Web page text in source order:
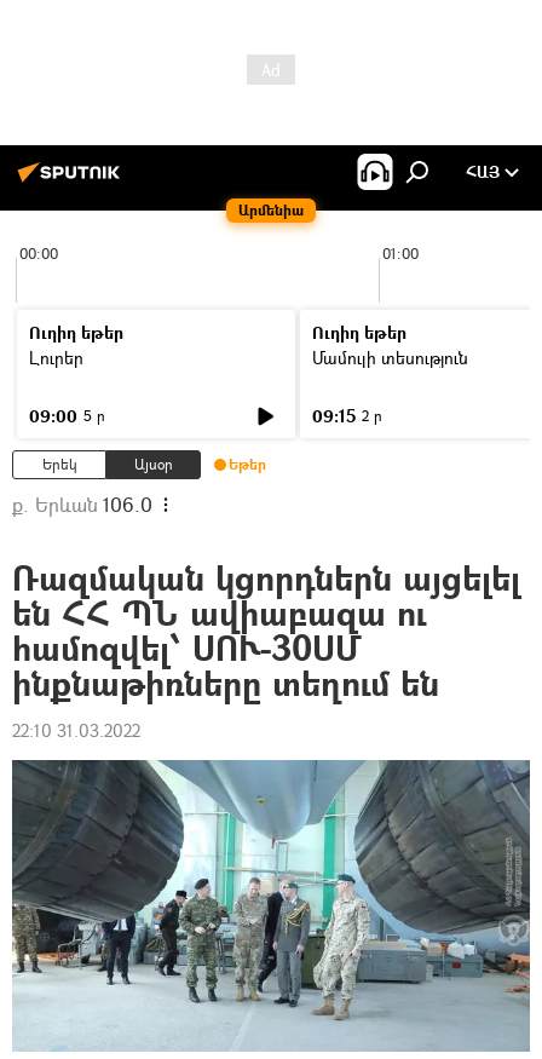
Արմենիա
ՀԱՅ
00:00 01:00
Ուղիղ եթեր
Լուրեր
09:00 5 ր
Ուղիղ եթեր
Մամուլի տեսություն
09:15 2 ր
Երեկ Այսօր Եթեր
ք. Երևան 106.0
Ռազմական կցորդներն այցելել
են ՀՀ ՊՆ ավիաբազա ու
համոզվել՝ ՍՈՒ-30ՍՄ
ինքնաթիռները տեղում են
22:10 31.03.2022